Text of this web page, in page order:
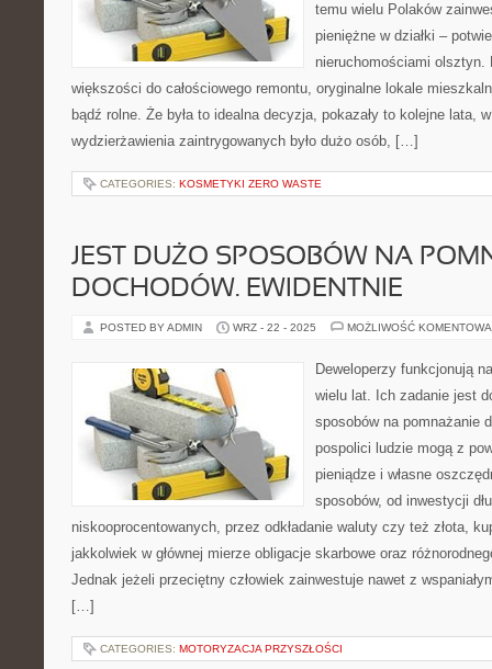
temu wielu Polaków
pieniężne w działki –
nieruchomościami olsztyn.
większości do całościowego remontu, oryginalne lokale
bądź rolne. Że była to idealna decyzja, pokazały to kolejne lata,
wydzierżawienia zaintrygowanych było dużo osób, […]
CATEGORIES: KOSMETYKI ZERO WASTE
JEST DUŻO SPOSOBÓW NA
DOCHODÓW. EWIDENTNIE
POSTED BY ADMIN WRZ - 22 - 2025 MOŻLIWOŚĆ
Deweloperzy funkcjonują
wielu lat. Ich zadanie jest
sposobów na pomnażanie
pospolici ludzie mogą z
pieniądze i własne
sposobów, od inwestycji
niskooprocentowanych, przez odkładanie waluty czy też złota,
jakkolwiek w głównej mierze obligacje skarbowe oraz
Jednak jeżeli przeciętny człowiek zainwestuje nawet z
[…]
CATEGORIES: MOTORYZACJA PRZYSZŁOŚCI